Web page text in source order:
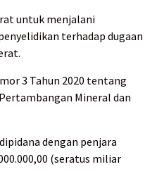
untuk menjalani
terhadap dugaan
3 Tahun 2020 tentang
Mineral dan
dengan penjara
(seratus miliar